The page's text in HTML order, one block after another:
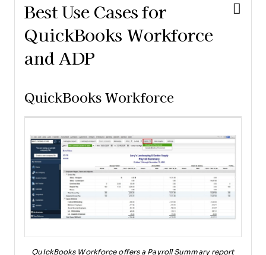
Best Use Cases for
QuickBooks Workforce
and ADP
QuickBooks Workforce
QuickBooks Workforce offers a Payroll Summary report